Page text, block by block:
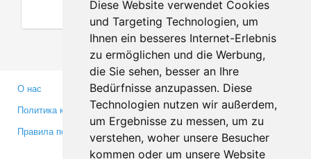
Diese Website verwendet Cookies
und Targeting Technologien, um
Ihnen ein besseres Internet-Erlebnis
zu ermöglichen und die Werbung,
die Sie sehen, besser an Ihre
Bedürfnisse anzupassen. Diese
Technologien nutzen wir außerdem,
um Ergebnisse zu messen, um zu
verstehen, woher unsere Besucher
kommen oder um unsere Website
О нас
Политика конфиденциальности
Правила пользования
Партнерам
Инвесторам
Медиа